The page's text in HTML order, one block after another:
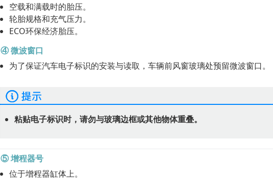
空载和满载时的胎压。
轮胎规格和充气压力。
ECO环保经济胎压。
④ 微波窗口
为了保证汽车电子标识的安装与读取，车辆前风窗玻璃处预留微波窗口。
粘贴电子标识时，请勿与玻璃边框或其他物体重叠。
⑤ 增程器号
位于增程器缸体上。